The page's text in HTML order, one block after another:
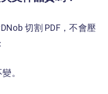
切割 PDF，不會壓
。